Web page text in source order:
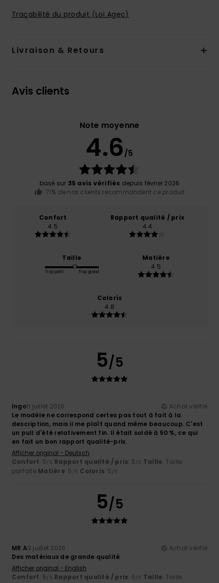
Traçabilité du produit (Loi Agec)
Livraison & Retours
Avis clients
Note moyenne
4.6/5
basé sur 35 avis vérifiés depuis février 2026
71% de nos clients recommandent ce produit
Confort
4.5
Rapport qualité / prix
4.4
Taille
Trop petit Trop grand
Matière
4.5
Coloris
4.8
5/5
Ingo11 juillet 2026
Achat vérifié
Le modèle ne correspond certes pas tout à fait à la
description, mais il me plaît quand même beaucoup. C'est
un pull d'été relativement fin. Il était soldé à 50 %, ce qui
en fait un bon rapport qualité-prix.
Afficher original - Deutsch
Confort: 5/5 Rapport qualité / prix: 5/5 Taille: Taille
parfaite Matière: 5 /5 Coloris: 5 /5
5/5
MR A9 juillet 2026
Achat vérifié
Des matériaux de grande qualité
Afficher original - English
Confort: 5/5 Rapport qualité / prix: 5/5 Taille: Taille